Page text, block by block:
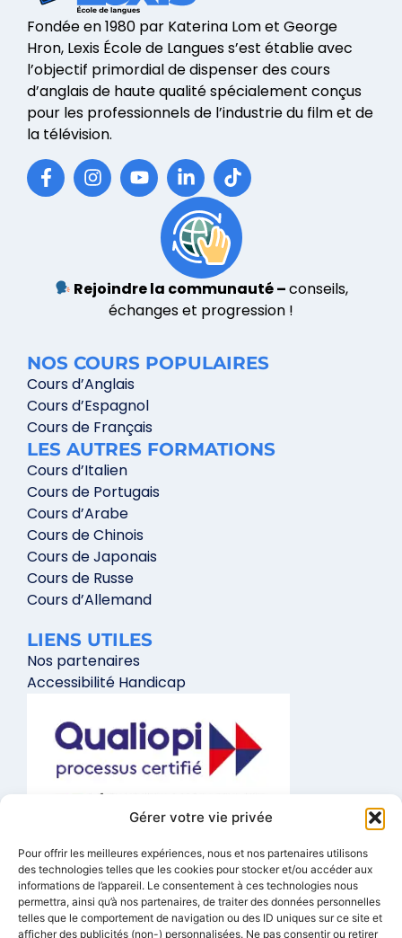
Gérer votre vie privée
Pour offrir les meilleures expériences, nous et nos partenaires utilisons
des technologies telles que les cookies pour stocker et/ou accéder aux
informations de l’appareil. Le consentement à ces technologies nous
permettra, ainsi qu’à nos partenaires, de traiter des données personnelles
telles que le comportement de navigation ou des ID uniques sur ce site et
afficher des publicités (non-) personnalisées. Ne pas consentir ou retirer
Fondée en 1980 par Katerina Lom et George
Hron, Lexis École de Langues s’est établie avec
l’objectif primordial de dispenser des cours
d’anglais de haute qualité spécialement conçus
pour les professionnels de l’industrie du film et de
la télévision.
Rejoindre la communauté –conseils,
échanges et progression !
NOS COURS POPULAIRES
Cours d’Anglais
Cours d’Espagnol
Cours de Français
LES AUTRES FORMATIONS
Cours d’Italien
Cours de Portugais
Cours d’Arabe
Cours de Chinois
Cours de Japonais
Cours de Russe
Cours d’Allemand
LIENS UTILES
Nos partenaires
Accessibilité Handicap
d’action suivante :Actions de formation
FORMATIONS A DISTANCE
01 84 80 29 64